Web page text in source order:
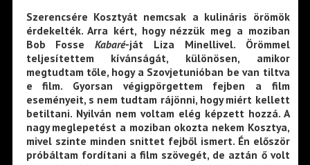
Szerencsére Kosztyát nemcsak a kulináris örömök
érdekelték. Arra kért, hogy nézzük meg a moziban
Bob FosseKabaré-ját Liza Minellivel. Örömmel
teljesítettem kívánságát, különösen, amikor
megtudtam tőle, hogy a Szovjetunióban be van tiltva
e film. Gyorsan végigpörgettem fejben a film
eseményeit, s nem tudtam rájönni, hogy miért kellett
betiltani. Nyilván nem voltam elég képzett hozzá. A
nagy meglepetést a moziban okozta nekem Kosztya,
mivel szinte minden snittet fejből ismert. Én először
próbáltam fordítani a film szövegét, de aztán ő volt